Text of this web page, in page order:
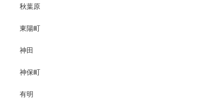
秋葉原
東陽町
神田
神保町
有明